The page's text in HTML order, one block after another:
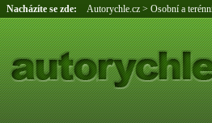
Nacházíte se zde: Autorychle.cz > Osobní a